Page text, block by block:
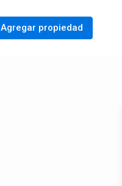
Agregar propiedad